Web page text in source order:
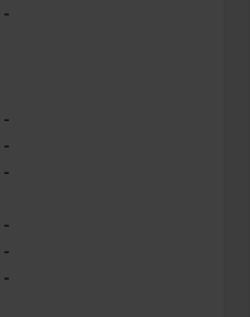
-
-
-
-
-
-
-